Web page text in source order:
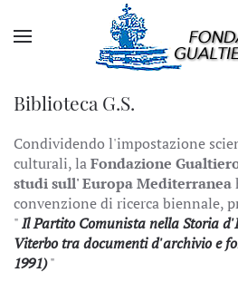
Biblioteca G.S.
Condividendo l'impostazione
culturali, laFondazione
studi sull' Europa Mediterranea
convenzione di ricerca biennale,
"Il Partito Comunista nella Storia
Viterbo tra documenti d'archivio e
1991)"